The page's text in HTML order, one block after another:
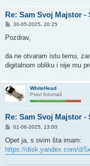
Re: Sam Svoj Majstor -
P
s
30-05-2025, 20:25
Pozdrav,
da ne otvaram istu temu,
digitalnom obliku i nije mu
WhiteHead
Pravi forumaš
Re: Sam Svoj Majstor -
P
s
t
01-06-2025, 13:00
Opet ja, s ovim šta imam:
https://disk.yandex.com/d/